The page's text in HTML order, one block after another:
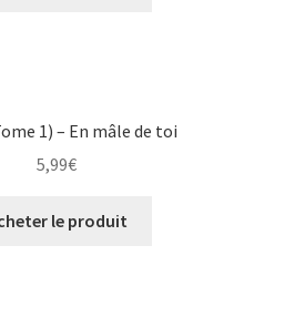
1) – En mâle de toi
5,99€
le produit